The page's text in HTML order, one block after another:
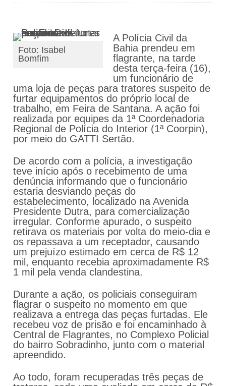
Foto: Isabel
Bomfim
A Polícia Civil da
Bahia prendeu em
flagrante, na tarde
desta terça-feira (16),
um funcionário de
uma loja de peças para tratores suspeito de
furtar equipamentos do próprio local de
trabalho, em Feira de Santana. A ação foi
realizada por equipes da 1ª Coordenadoria
Regional de Polícia do Interior (1ª Coorpin),
por meio do GATTI Sertão.
De acordo com a polícia, a investigação
teve início após o recebimento de uma
denúncia informando que o funcionário
estaria desviando peças do
estabelecimento, localizado na Avenida
Presidente Dutra, para comercialização
irregular. Conforme apurado, o suspeito
retirava os materiais por volta do meio-dia e
os repassava a um receptador, causando
um prejuízo estimado em cerca de R$ 12
mil, enquanto recebia aproximadamente R$
1 mil pela venda clandestina.
Durante a ação, os policiais conseguiram
flagrar o suspeito no momento em que
realizava a entrega das peças furtadas. Ele
recebeu voz de prisão e foi encaminhado à
Central de Flagrantes, no Complexo Policial
do bairro Sobradinho, junto com o material
apreendido.
Ao todo, foram recuperadas três peças de